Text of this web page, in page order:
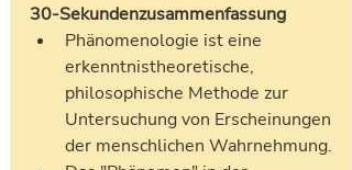
30-Sekundenzusammenfassung
Phänomenologie ist eine
erkenntnistheoretische,
philosophische Methode zur
Untersuchung von Erscheinungen
der menschlichen Wahrnehmung.